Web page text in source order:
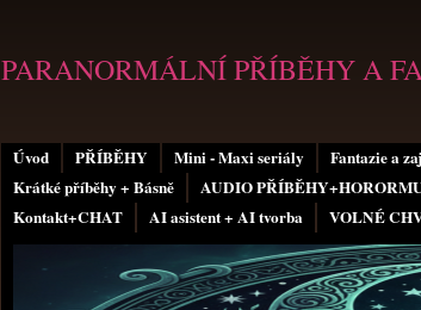
Úvod PŘÍBĚHY Mini - Maxi seriály Fantazie a
Krátké příběhy + Básně
AUDIO
Kontakt+CHAT
AI asistent + AI tvorba VOLNÉ
PARANORMÁLNÍ PŘÍBĚHY A